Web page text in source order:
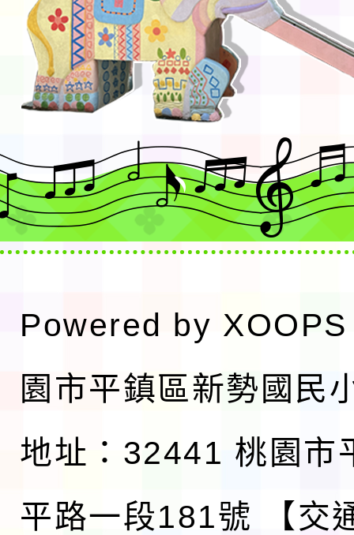
Powered by XOOPS
園市平鎮區新勢國民
地址：32441 桃園市
平路一段181號
【交